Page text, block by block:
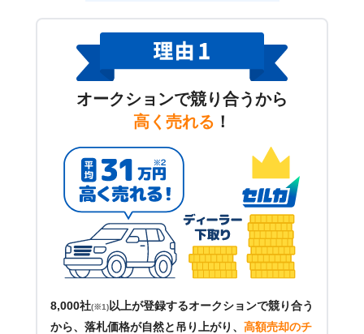
オークションで競り合うから
高く売れる ！
8,000社(※1) 以上が登録するオークションで競り合う
から、落札価格が自然と吊り上がり、 高額売却のチ